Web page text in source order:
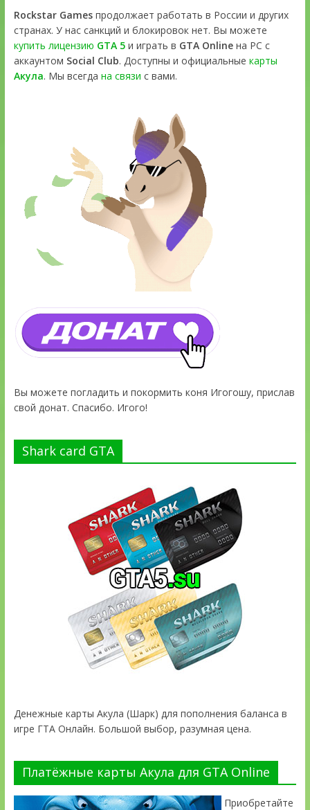
Rockstar Gamesпродолжает работать в России и других
странах. У нас санкций и блокировок нет. Вы можете
купить лицензию GTA 5и играть в GTA Onlineна PC с
аккаунтом Social Club. Доступны и официальные карты
Акула. Мы всегда на связи с вами.
Вы можете погладить и покормить коня Игогошу, прислав
свой донат. Спасибо. Игого!
Shark card GTA
Денежные карты Акула (Шарк) для пополнения баланса в
игре ГТА Онлайн. Большой выбор, разумная цена.
Платёжные карты Акула для GTA Online
Приобретайте